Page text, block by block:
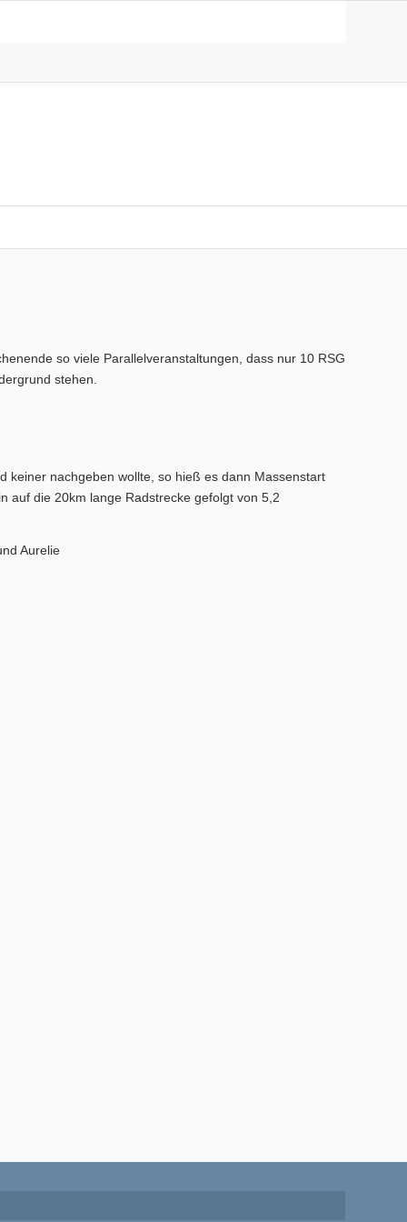
so viele Parallelveranstaltungen, dass nur 10 RSG
stehen.
keiner nachgeben wollte, so hieß es dann Massenstart
auf die 20km lange Radstrecke gefolgt von 5,2
Aurelie